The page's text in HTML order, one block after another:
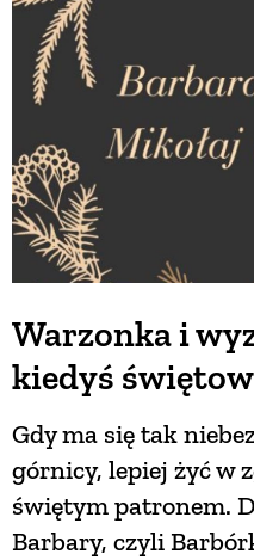
Warzonka i
kiedyś
Gdy ma się tak
górnicy, lepiej żyć w
świętym patronem.
Barbary, czyli